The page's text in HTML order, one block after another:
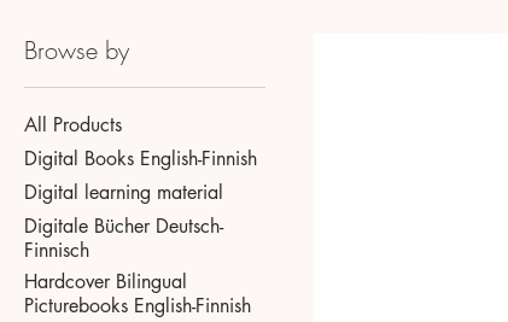
Browse by
All Products
Digital Books English-Finnish
Digital learning material
Digitale Bücher Deutsch-
Finnisch
Hardcover Bilingual
Picturebooks English-Finnish